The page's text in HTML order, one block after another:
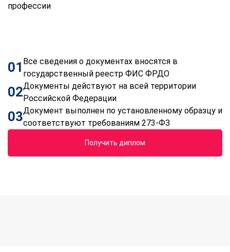
профессии
01 Все сведения о документах вносятся в
государственный реестр ФИС ФРДО
02Документы действуют на всей территории
Российской Федерации
03Документ выполнен по установленному образцу и
соответствуют требованиям 273-ФЗ
Получить диплом